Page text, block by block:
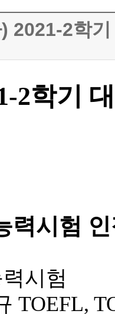
2021-2학
2학기
력시험
시험
TOEFL,